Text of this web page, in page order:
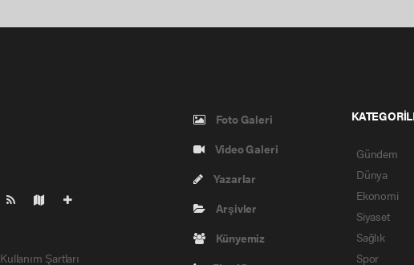
Kullanım Şartları
Foto Galeri
Video Galeri
Yazarlar
Arşivler
Künyemiz
Gündem
Dünya
Ekonomi
Siyaset
Sağlık
Spor